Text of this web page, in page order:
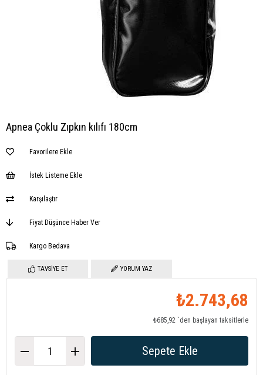
Apnea Çoklu Zıpkın kılıfı 180cm
Favorilere Ekle
İstek Listeme Ekle
Karşılaştır
Fiyat Düşünce Haber Ver
Kargo Bedava
TAVSIYE ET YORUM YAZ
₺2.743,68
₺685,92 `den başlayan taksitlerle